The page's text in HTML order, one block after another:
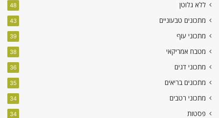
ללא גלוטן 48
מתכונים טבעוניים 43
מתכוני עוף 39
מטבח אמריקאי 38
מתכוני דגים 36
מתכונים בריאים 35
מתכוני רטבים 34
פסטות 34